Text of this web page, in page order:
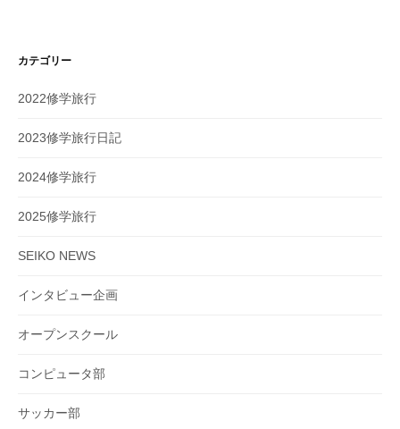
カテゴリー
2022修学旅行
2023修学旅行日記
2024修学旅行
2025修学旅行
SEIKO NEWS
インタビュー企画
オープンスクール
コンピュータ部
サッカー部